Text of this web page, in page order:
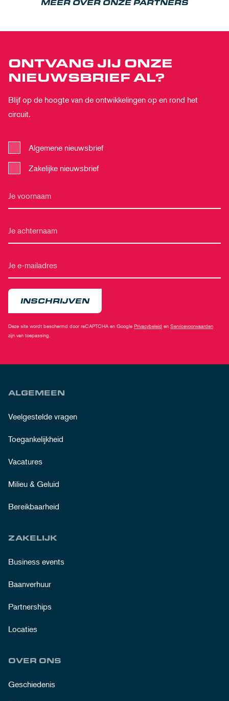
MEER OVER ONZE PARTNERS
ONTVANG JIJ ONZE
NIEUWSBRIEF AL?
Blijf op de hoogte van de ontwikkelingen op en rond het
circuit.
Algemene nieuwsbrief
Zakelijke nieuwsbrief
INSCHRIJVEN
Deze site wordt beschermd door reCAPTCHA en Google Privacybeleid en Servicevoorwaarden
zijn van toepassing.
ALGEMEEN
Veelgestelde vragen
Toegankelijkheid
Vacatures
Milieu & Geluid
Bereikbaarheid
ZAKELIJK
Business events
Baanverhuur
Partnerships
Locaties
OVER ONS
Geschiedenis